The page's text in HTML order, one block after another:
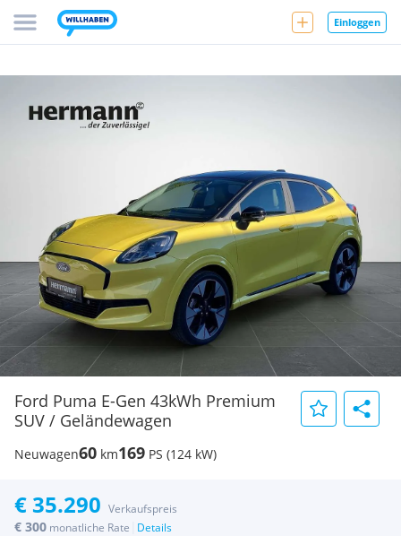
Einloggen
Ford Puma E-Gen 43kWh Premium
SUV / Geländewagen
Neuwagen60 km169 PS (124 kW)
€ 35.290 Verkaufspreis
€ 300 monatliche Rate Details